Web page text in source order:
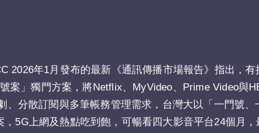
2026年1月發布的最新《通訊傳播市場報告》指出，
案」獨門方案，將Netflix、MyVideo、Prime Video與
、分散訂閱與多筆帳務管理需求，台灣大以「一門號
，5G上網及熱點吃到飽，可暢看四大影音平台24個月